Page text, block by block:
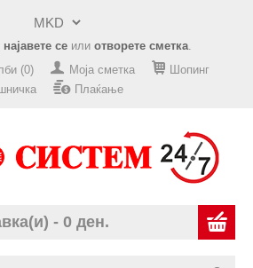
најавете се или отворете сметка.
(0)
Моја сметка
Шопинг
Плаќање
- 0 ден.